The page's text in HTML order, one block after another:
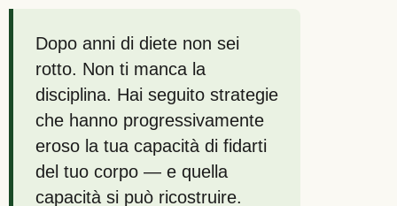
Dopo anni di diete non sei
rotto. Non ti manca la
disciplina. Hai seguito strategie
che hanno progressivamente
eroso la tua capacità di fidarti
del tuo corpo — e quella
capacità si può ricostruire.